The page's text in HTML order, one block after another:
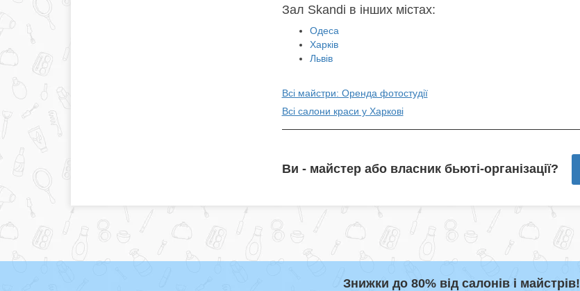
Зал Skandi в інших містах:
Одеса
Харків
Львів
Всі майстри: Оренда фотостудії
Всі салони краси у Харкові
Ви - майстер або власник бьюті-організації?
Знижки до 80% від салонів і майстрів!